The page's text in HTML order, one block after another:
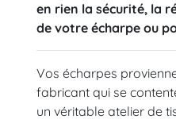
en rien la sécurité, la
de votre écharpe ou
Vos écharpes
fabricant qui se
un véritable atelier de